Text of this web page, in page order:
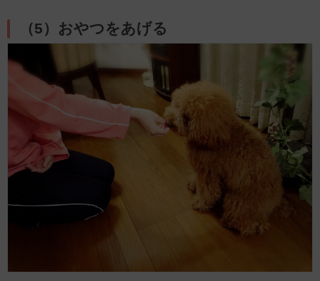
（5）おやつをあげる